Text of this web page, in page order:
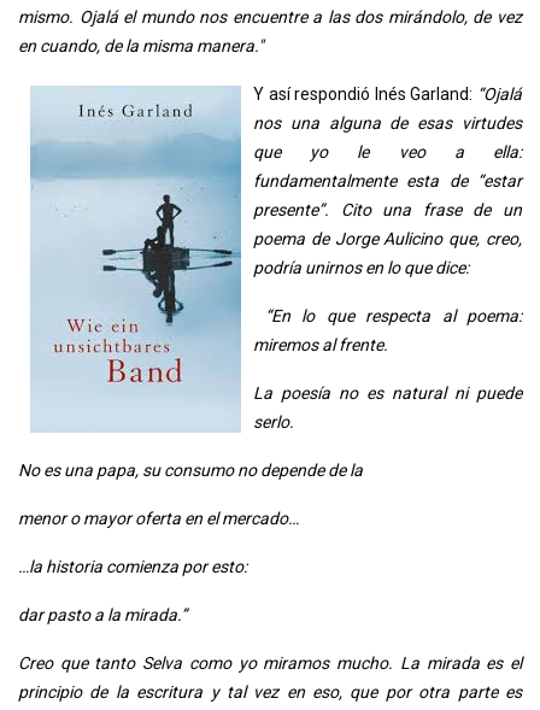
mismo. Ojalá el mundo nos encuentre a las dos mirándolo, de vez
en cuando, de la misma manera."
Y así respondió Inés Garland: “Ojalá
nos una alguna de esas virtudes
que yo le veo a ella:
fundamentalmente esta de “estar
presente”. Cito una frase de un
poema de Jorge Aulicino que, creo,
podría unirnos en lo que dice:
“En lo que respecta al poema:
miremos al frente.
La poesía no es natural ni puede
serlo.
No es una papa, su consumo no depende de la
menor o mayor oferta en el mercado…
…la historia comienza por esto:
dar pasto a la mirada.”
Creo que tanto Selva como yo miramos mucho. La mirada es el
principio de la escritura y tal vez en eso, que por otra parte es